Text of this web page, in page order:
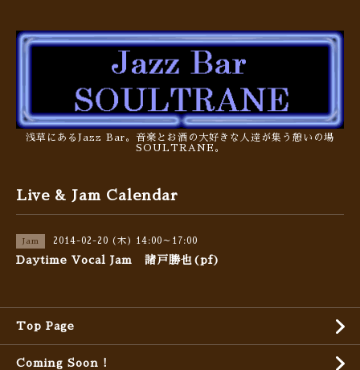
浅草にあるJazz Bar。音楽とお酒の大好きな人達が集う憩いの場
SOULTRANE。
Live & Jam Calendar
Jam 2014-02-20 (木) 14:00～17:00
Daytime Vocal Jam 諸戸勝也(pf)
Top Page
Coming Soon !